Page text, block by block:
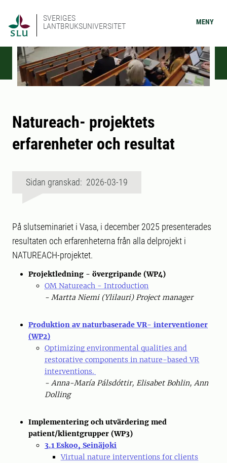
SVERIGES
LANTBRUKSUNIVERSITET
MENY
Natureach- projektets
erfarenheter och resultat
Sidan granskad: 2026-03-19
På slutseminariet i Vasa, i december 2025 presenterades
resultaten och erfarenheterna från alla delprojekt i
NATUREACH-projektet.
Projektledning - övergripande (WP4)
OM Natureach - Introduction
- Martta Niemi (Ylilauri) Project manager
Produktion av naturbaserade VR- interventioner
(WP2)
Optimizing environmental qualities and
restorative components in nature-based VR
interventions.
- Anna-María Pálsdóttir, Elisabet Bohlin, Ann
Dolling
Implementering och utvärdering med
patient/klientgrupper (WP3)
3.1 Eskoo, Seinäjoki
Virtual nature interventions for clients